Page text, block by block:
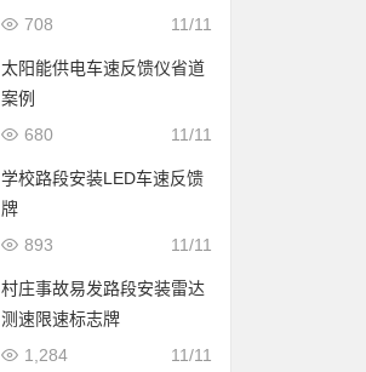
11/11
708
太阳能供电车速反馈仪省道
案例
11/11
680
学校路段安装LED车速反馈
牌
11/11
893
村庄事故易发路段安装雷达
测速限速标志牌
11/11
1,284